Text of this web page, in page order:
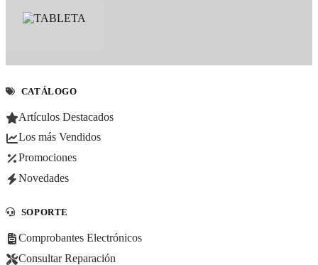
CATÁLOGO
Artículos Destacados
Los más Vendidos
Promociones
Novedades
SOPORTE
Comprobantes Electrónicos
Consultar Reparación